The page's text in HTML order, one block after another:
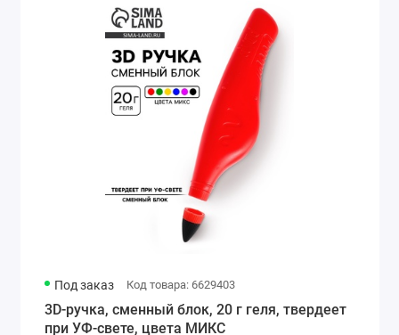
Под заказ Код товара: 6629403
3D-ручка, сменный блок, 20 г геля, твердеет
при УФ-свете, цвета МИКС